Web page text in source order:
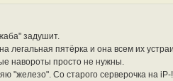
задушит.
легальная пятёрка и она всем их
навороты просто не нужны.
"железо". Со старого серверочка на iP-